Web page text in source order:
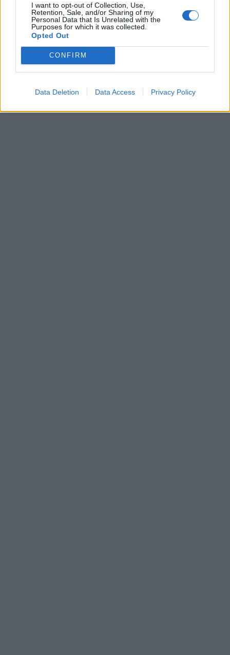
I want to opt-out of Collection, Use,
Retention, Sale, and/or Sharing of my
Personal Data that Is Unrelated with the
Purposes for which it was collected.
Opted Out
CONFIRM
Data Deletion Data Access Privacy Policy